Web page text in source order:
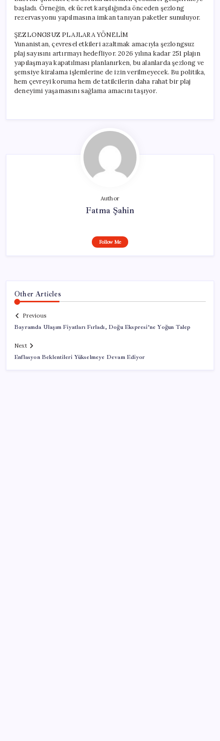
başladı. Örneğin, ek ücret karşılığında önceden şezlong
rezervasyonu yapılmasına imkan tanıyan paketler sunuluyor.
ŞEZLONGSUZ PLAJLARA YÖNELİM
Yunanistan, çevresel etkileri azaltmak amacıyla şezlongsuz
plaj sayısını artırmayı hedefliyor. 2026 yılına kadar 251 plajın
yapılaşmaya kapatılması planlanırken, bu alanlarda şezlong ve
şemsiye kiralama işlemlerine de izin verilmeyecek. Bu politika,
hem çevreyi koruma hem de tatilcilerin daha rahat bir plaj
deneyimi yaşamasını sağlama amacını taşıyor.
Author
Fatma Şahin
Follow Me
Other Articles
Previous
Bayramda Ulaşım Fiyatları Fırladı, Doğu Ekspresi’ne Yoğun Talep
Next
Enflasyon Beklentileri Yükselmeye Devam Ediyor